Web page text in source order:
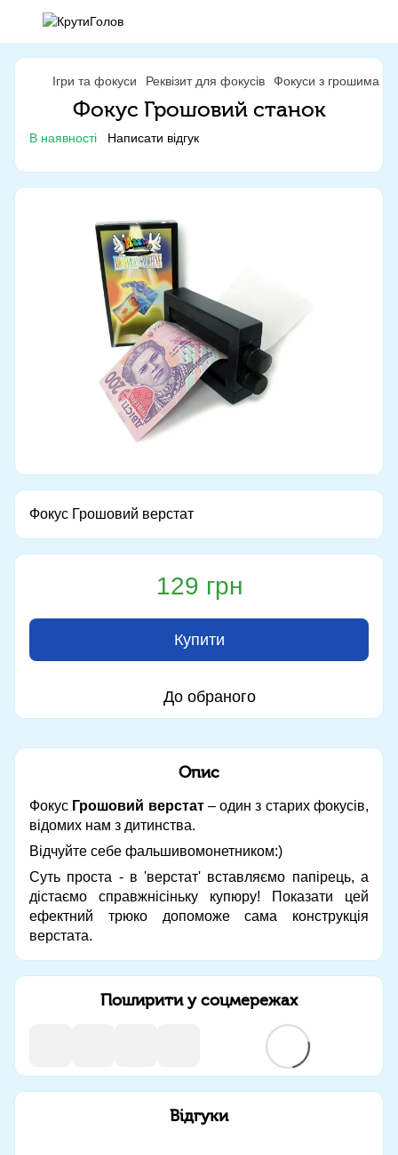
Ігри та фокуси Реквізит для фокусів Фокуси з грошима
Фокус Грошовий станок
В наявності Написати відгук
Фокус Грошовий верстат
129 грн
Купити
До обраного
Опис
Фокус Грошовий верстат– один з старих фокусів,
відомих нам з дитинства.
Відчуйте себе фальшивомонетником:)
Суть проста - в 'верстат' вставляємо папірець, а
дістаємо справжнісіньку купюру! Показати цей
ефектний трюко допоможе сама конструкція
верстата.
Поширити у соцмережах
Відгуки